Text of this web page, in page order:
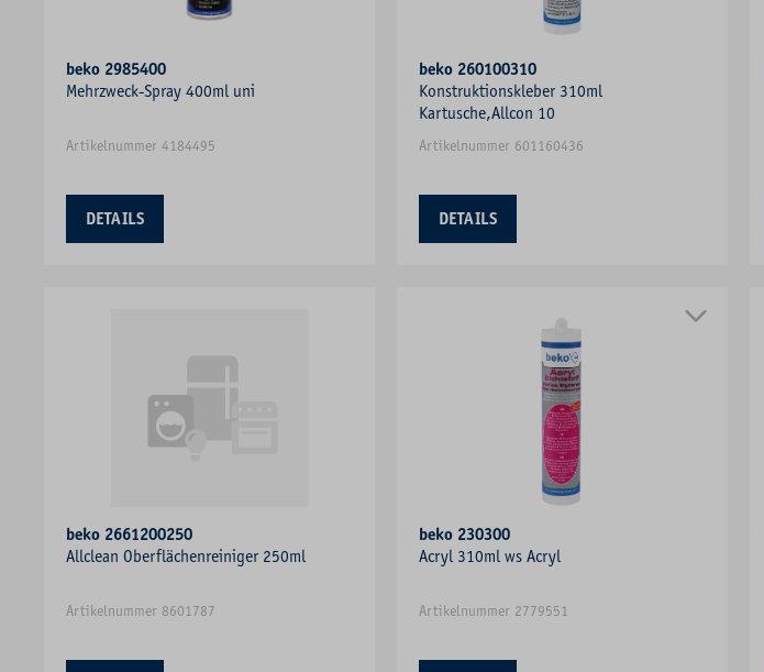
beko 2985400
Mehrzweck-Spray 400ml uni
Artikelnummer 4184495
DETAILS
beko 260100310
Konstruktionskleber 310ml
Kartusche,Allcon 10
Artikelnummer 601160436
DETAILS
beko 2661200250
Allclean Oberflächenreiniger 250ml
Artikelnummer 8601787
beko 230300
Acryl 310ml ws Acryl
Artikelnummer 2779551